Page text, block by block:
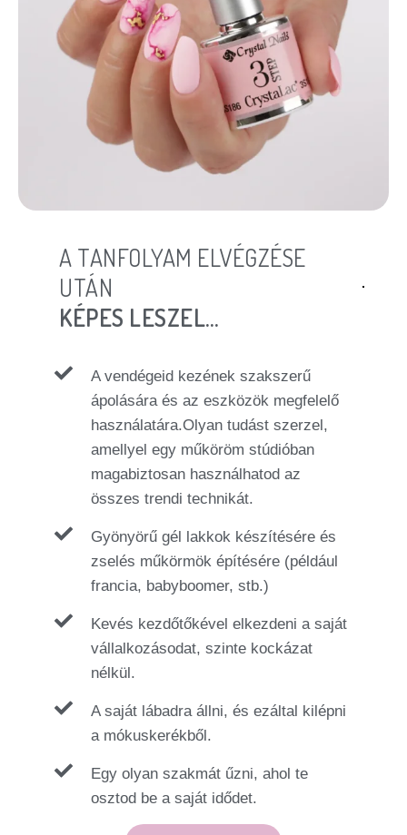
A TANFOLYAM ELVÉGZÉSE
UTÁN
KÉPES LESZEL…
A vendégeid kezének szakszerű
ápolására és az eszközök megfelelő
használatára.Olyan tudást szerzel,
amellyel egy műköröm stúdióban
magabiztosan használhatod az
összes trendi technikát.
Gyönyörű gél lakkok készítésére és
zselés műkörmök építésére (például
francia, babyboomer, stb.)
Kevés kezdőtőkével elkezdeni a saját
vállalkozásodat, szinte kockázat
nélkül.
A saját lábadra állni, és ezáltal kilépni
a mókuskerékből.
Egy olyan szakmát űzni, ahol te
osztod be a saját idődet.